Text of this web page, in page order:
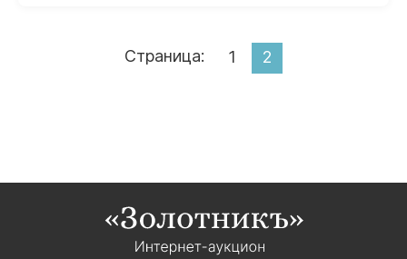
Страница: 1 2